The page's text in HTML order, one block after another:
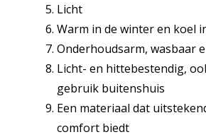
Licht
Warm in de winter en koel
Onderhoudsarm, wasbaar
Licht- en hittebestendig,
gebruik buitenshuis
Een materiaal dat
comfort biedt